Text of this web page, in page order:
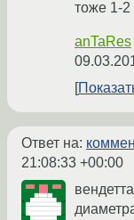
тоже 1-2
anTaRes
Ответ на:
21:08:33 +00:00